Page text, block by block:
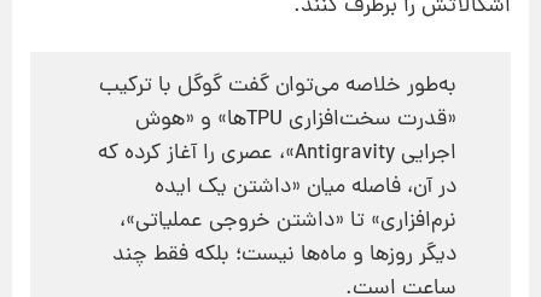
به‌طور خلاصه می‌توان گفت گوگل با ترکیب
«قدرت سخت‌افزاری TPUها» و «هوش
اجرایی Antigravity»، عصری را آغاز کرده که
در آن، فاصله میان «داشتن یک ایده‌
نرم‌افزاری» تا «داشتن خروجی عملیاتی»،
دیگر روزها و ماه‌ها نیست؛ بلکه فقط چند
ساعت است.